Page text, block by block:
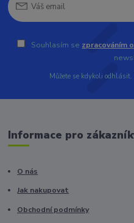
Souhlasím se zpracováním
Můžete se kdykoli
Informace pro
O nás
Jak nakupovat
Obchodní podmínky